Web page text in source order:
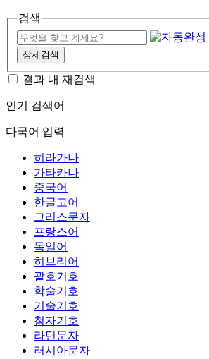
검색
상세검색
결과 내 재검색
인기 검색어
다국어 입력
히라가나
가타카나
중국어
한글고어
그리스문자
프랑스어
독일어
히브리어
괄호기호
학술기호
기술기호
첨자기호
라틴문자
러시아문자